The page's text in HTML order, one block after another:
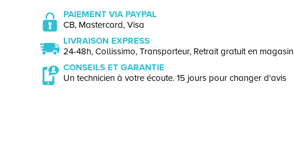
PAIEMENT VIA PAYPAL
CB, Mastercard, Visa
LIVRAISON EXPRESS
24-48h, Collissimo, Transporteur, Retrait gratuit en magasin
CONSEILS ET GARANTIE
Un technicien à votre écoute. 15 jours pour changer d'avis